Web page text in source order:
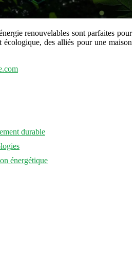
renouvelables sont parfaites pour
des alliés pour une maison
durable
énergétique